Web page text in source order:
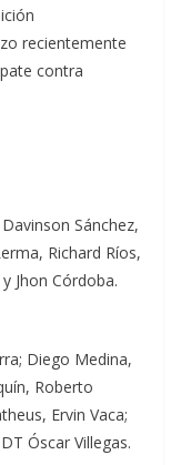
recientemente
contra
Sánchez,
Richard Ríos,
Jhon Córdoba.
Diego Medina,
Roberto
Ervin Vaca;
Óscar Villegas.